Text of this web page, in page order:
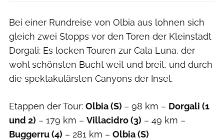
Bei einer Rundreise von Olbia aus lohnen sich
gleich zwei Stopps vor den Toren der Kleinstadt
Dorgali: Es locken Touren zur Cala Luna, der
wohl schönsten Bucht weit und breit, und durch
die spektakulärsten Canyons der Insel.
Etappen der Tour: Olbia (S) – 98 km – Dorgali (1
und 2) – 179 km – Villacidro (3) – 49 km –
Buggerru (4) – 281 km – Olbia (S)